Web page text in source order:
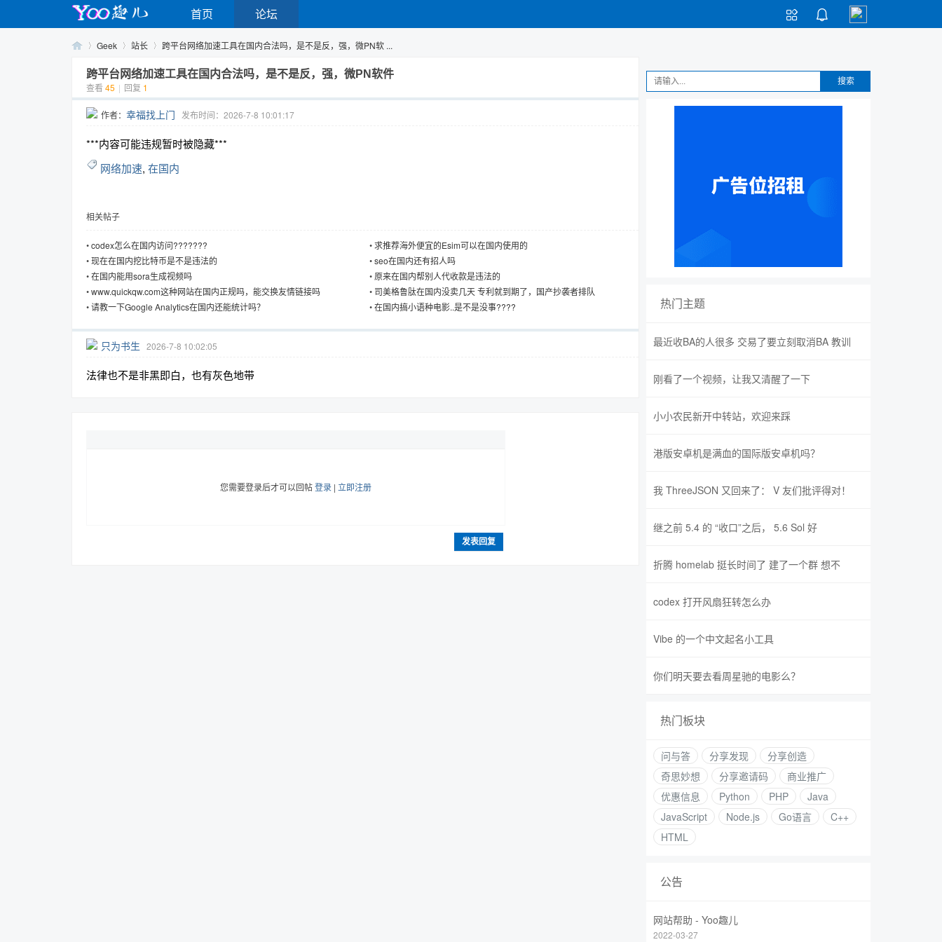


首页 论坛
Geek 站长 跨平台网络加速工具在国内合法吗，是不是反，强，微PN软 ...
跨平台网络加速工具在国内合法吗，是不是反，强，微PN软件
查看 45 | 回复 1
作者： 幸福找上门 发布时间：2026-7-8 10:01:17
***内容可能违规暂时被隐藏***
网络加速, 在国内
相关帖子
•codex怎么在国内访问??????? •求推荐海外便宜的Esim可以在国内使用的
•现在在国内挖比特币是不是违法的 •seo在国内还有招人吗
•在国内能用sora生成视频吗 • 原来在国内帮别人代收款是违法的
•www.quickqw.com这种网站在国内正规吗，能交换友情链接吗 • 司美格鲁肽在国内没卖几天 专利就到期了，国产抄袭者排队
•请教一下Google Analytics在国内还能统计吗？ •在国内搞小语种电影..是不是没事????
只为书生 2026-7-8 10:02:05
法律也不是非黑即白，也有灰色地带
您需要登录后才可以回帖登录 | 立即注册
发表回复
搜索
热门主题
最近收BA的人很多 交易了要立刻取消BA 教训
刚看了一个视频，让我又清醒了一下
小小农民新开中转站，欢迎来踩
港版安卓机是满血的国际版安卓机吗？
我 ThreeJSON 又回来了： V 友们批评得对！
继之前 5.4 的 “收口”之后， 5.6 Sol 好
折腾 homelab 挺长时间了 建了一个群 想不
codex 打开风扇狂转怎么办
Vibe 的一个中文起名小工具
你们明天要去看周星驰的电影么？
热门板块
问与答 分享发现
分享创造
奇思妙想
分享邀请码
商业推广
优惠信息
Python PHP
Java
JavaScript
Node.js Go语言
C++
HTML
公告
网站帮助 - Yoo趣儿
2022-03-27